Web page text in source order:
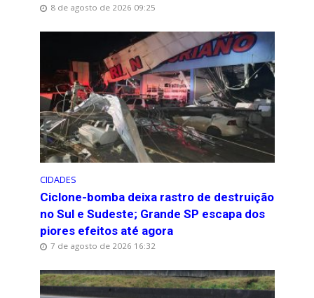
8 de agosto de 2026 09:25
CIDADES
Ciclone-bomba deixa rastro de destruição
no Sul e Sudeste; Grande SP escapa dos
piores efeitos até agora
7 de agosto de 2026 16:32